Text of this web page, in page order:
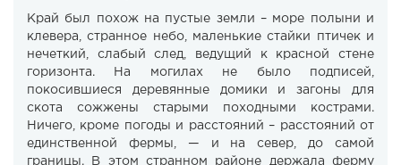
Край был похож на пустые земли – море полыни и
клевера, странное небо, маленькие стайки птичек и
нечеткий, слабый след, ведущий к красной стене
горизонта. На могилах не было подписей,
покосившиеся деревянные домики и загоны для
скота сожжены старыми походными кострами.
Ничего, кроме погоды и расстояний – расстояний от
единственной фермы, — и на север, до самой
границы. В этом странном районе держала ферму